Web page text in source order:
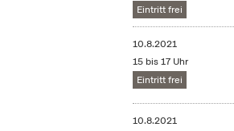
Eintritt frei
10.8.2021
15 bis 17 Uhr
Eintritt frei
10.8.2021